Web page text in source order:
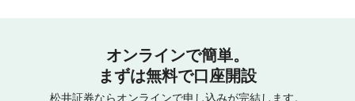
オンラインで簡単。
まずは無料で口座開設
松井証券ならオンラインで申し込みが完結します。